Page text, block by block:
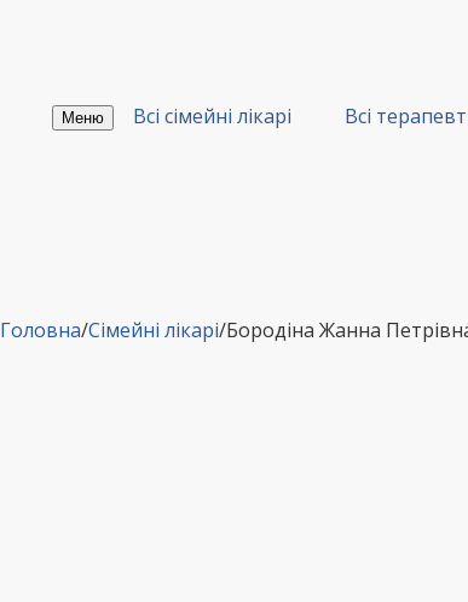
Меню Всі сімейні лікарі Всі
Головна/Сімейні лікарі/Бородіна Жанна